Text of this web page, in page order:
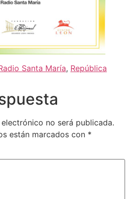
Santa María, República
no será publicada.
están marcados con *